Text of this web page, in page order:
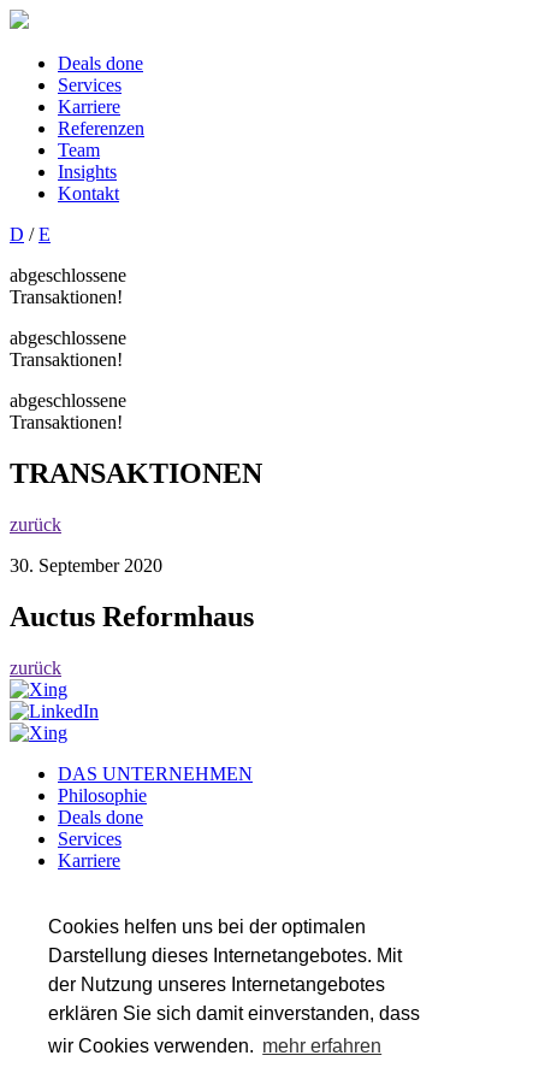
Cookies helfen uns bei der optimalen
Darstellung dieses Internetangebotes. Mit
der Nutzung unseres Internetangebotes
erklären Sie sich damit einverstanden, dass
wir Cookies verwenden. mehr erfahren
Deals done
Services
Karriere
Referenzen
Team
Insights
Kontakt
D /E
abgeschlossene
Transaktionen!
abgeschlossene
Transaktionen!
abgeschlossene
Transaktionen!
TRANSAKTIONEN
zurück
30. September 2020
Auctus Reformhaus
zurück
DAS UNTERNEHMEN
Philosophie
Deals done
Services
Karriere
Insights
SERVICES
Transaktionsberatung
Wirtschaftsprüfung
Valuation & Financial Modeling